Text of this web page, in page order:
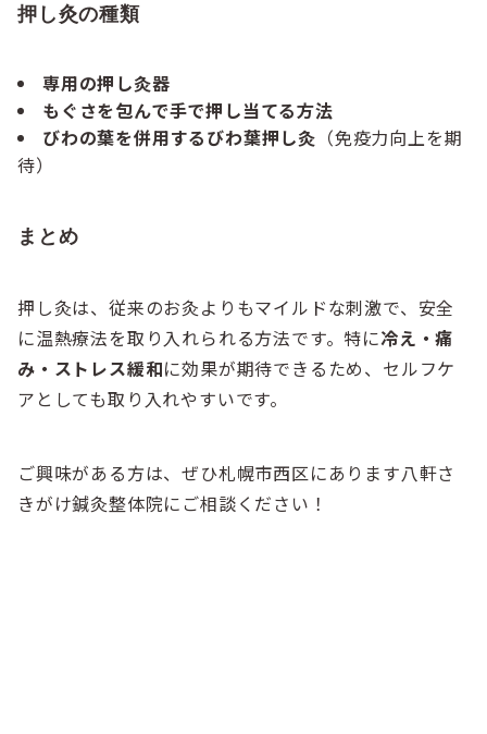
押し灸の種類
専用の押し灸器
もぐさを包んで手で押し当てる方法
びわの葉を併用するびわ葉押し灸 （免疫力向上を期
待）
まとめ
押し灸は、従来のお灸よりもマイルドな刺激で、安全
に温熱療法を取り入れられる方法です。特に冷え・痛
み・ストレス緩和に効果が期待できるため、セルフケ
アとしても取り入れやすいです。
ご興味がある方は、ぜひ札幌市西区にあります八軒さ
きがけ鍼灸整体院にご相談ください！